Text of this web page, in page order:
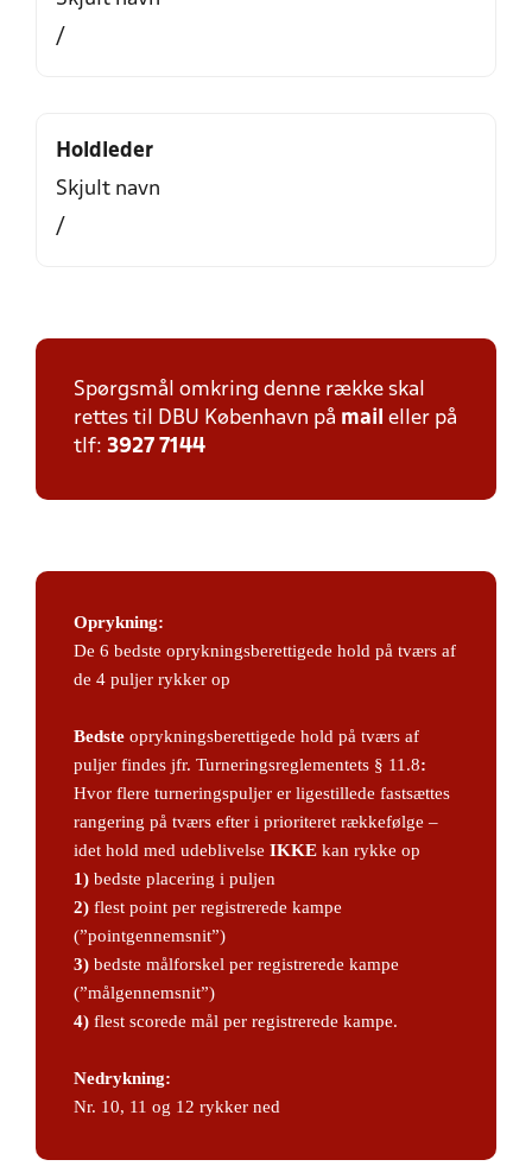
/
Holdleder
Skjult navn
/
Spørgsmål omkring denne række skal
rettes til DBU København på mail eller på
tlf: 3927 7144
Oprykning:
De 6 bedste oprykningsberettigede hold på tværs af
de 4 puljer rykker op
Bedste oprykningsberettigede hold på tværs af
puljer findes jfr. Turneringsreglementets § 11.8:
Hvor flere turneringspuljer er ligestillede fastsættes
rangering på tværs efter i prioriteret rækkefølge –
idet hold med udeblivelse IKKE kan rykke op
1) bedste placering i puljen
2) flest point per registrerede kampe
(”pointgennemsnit”)
3) bedste målforskel per registrerede kampe
(”målgennemsnit”)
4) flest scorede mål per registrerede kampe.
Nedrykning:
Nr. 10, 11 og 12 rykker ned